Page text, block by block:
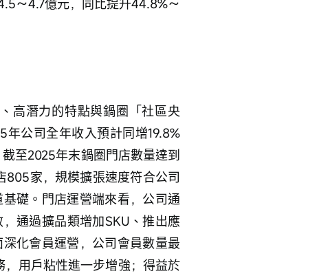
～4.7億元，同比提升44.8%～
高潛力的特點與鍋圈「社區央
公司全年收入預計同增19.8%
至2025年末鍋圈門店數量達到
805家，規模擴張速度符合公司
礎。門店運營端來看，公司通
通過擴品類增加SKU、推出應
化會員運營，公司會員數量最
用戶粘性進一步增強；得益於